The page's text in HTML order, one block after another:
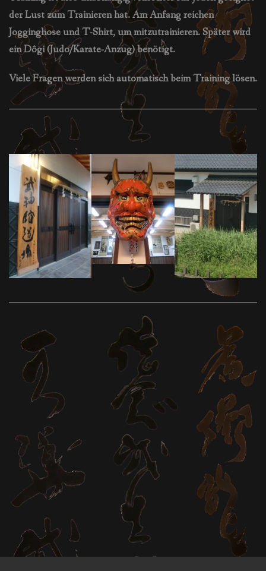
der Lust zum Trainieren hat. Am Anfang reichen
Jogginghose und T-Shirt, um mitzutrainieren. Später wird
ein Dôgi (Judo/Karate-Anzug) benötigt.
Viele Fragen werden sich automatisch beim Training lösen.